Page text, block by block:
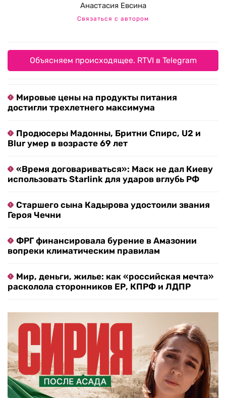
Анастасия Евсина
Связаться с автором
Объясняем происходящее. RTVI в Telegram
Мировые цены на продукты питания
достигли трехлетнего максимума
Продюсеры Мадонны, Бритни Спирс, U2 и
Blur умер в возрасте 69 лет
«Время договариваться»: Маск не дал Киеву
использовать Starlink для ударов вглубь РФ
Старшего сына Кадырова удостоили звания
Героя Чечни
ФРГ финансировала бурение в Амазонии
вопреки климатическим правилам
Мир, деньги, жилье: как «российская мечта»
расколола сторонников ЕР, КПРФ и ЛДПР